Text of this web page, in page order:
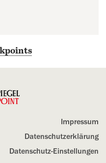
Impressum
Datenschutz­erklärung
Datenschutz-Einstellungen